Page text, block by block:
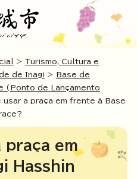
> Turismo, Cultura e
de Inagi >
Base de
(Ponto de Lançamento
a praça em frente à Base
praça em
Hasshin